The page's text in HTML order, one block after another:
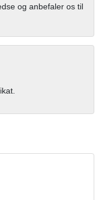
og anbefaler os til